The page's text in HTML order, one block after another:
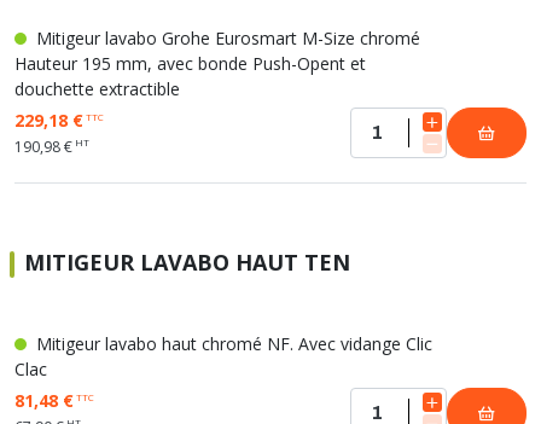
Mitigeur lavabo Grohe Eurosmart M-Size chromé
Hauteur 195 mm, avec bonde Push-Opent et
douchette extractible
229,18 €TTC
190,98 € HT
MITIGEUR LAVABO HAUT TEN
Mitigeur lavabo haut chromé NF. Avec vidange Clic
Clac
81,48 €TTC